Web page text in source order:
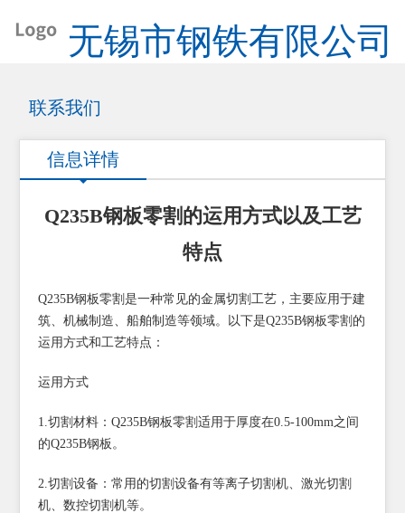
无锡市钢铁有限公司
联系我们
信息详情
Q235B钢板零割的运用方式以及工艺
特点
Q235B钢板零割是一种常见的金属切割工艺，主要应用于建
筑、机械制造、船舶制造等领域。以下是Q235B钢板零割的
运用方式和工艺特点：
运用方式
1.切割材料：Q235B钢板零割适用于厚度在0.5-100mm之间
的Q235B钢板。
2.切割设备：常用的切割设备有等离子切割机、激光切割
机、数控切割机等。